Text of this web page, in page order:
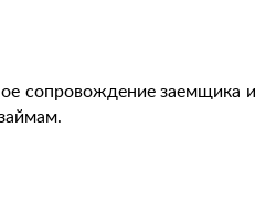
сопровождение